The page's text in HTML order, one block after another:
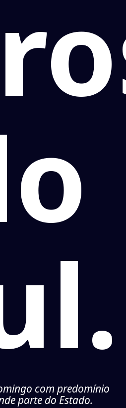
com predomínio
parte do Estado.